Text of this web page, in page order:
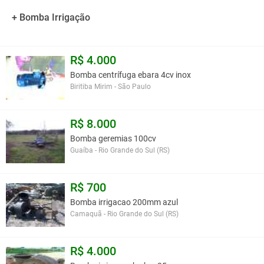
carbeto de silício, outros sob consulta
Para bombeamento de água acima de 70ºC, utilize selo mecânico
de EPDM ou Viton®.
este anúncio é contra a política de Agroads?
+ Bomba Irrigação
R$ 4.000
Bomba centrífuga ebara 4cv inox
Biritiba Mirim - São Paulo
R$ 8.000
Bomba geremias 100cv
Guaíba - Rio Grande do Sul (RS)
R$ 700
Bomba irrigacao 200mm azul
Camaquã - Rio Grande do Sul (RS)
R$ 4.000